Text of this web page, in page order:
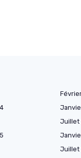
Juillet
Juillet